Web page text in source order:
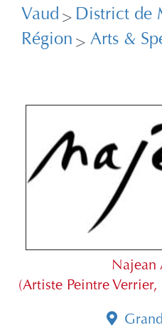
Vaud > District de
Région > Arts &
Najean
(Artiste Peintre